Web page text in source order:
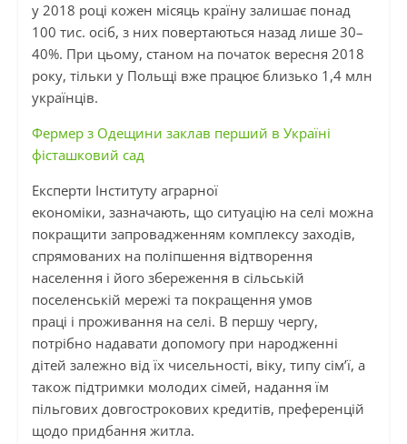
у 2018 році кожен місяць країну залишає понад
100 тис. осіб, з них повертаються назад лише 30–
40%. При цьому, станом на початок вересня 2018
року, тільки у Польщі вже працює близько 1,4 млн
українців.
Фермер з Одещини заклав перший в Україні
фісташковий сад
Експерти Інституту аграрної
економіки, зазначають, що ситуацію на селі можна
покращити запровадженням комплексу заходів,
спрямованих на поліпшення відтворення
населення і його збереження в сільській
поселенській мережі та покращення умов
праці і проживання на селі. В першу чергу,
потрібно надавати допомогу при народженні
дітей залежно від їх чисельності, віку, типу сім’ї, а
також підтримки молодих сімей, надання їм
пільгових довгострокових кредитів, преференцій
щодо придбання житла.